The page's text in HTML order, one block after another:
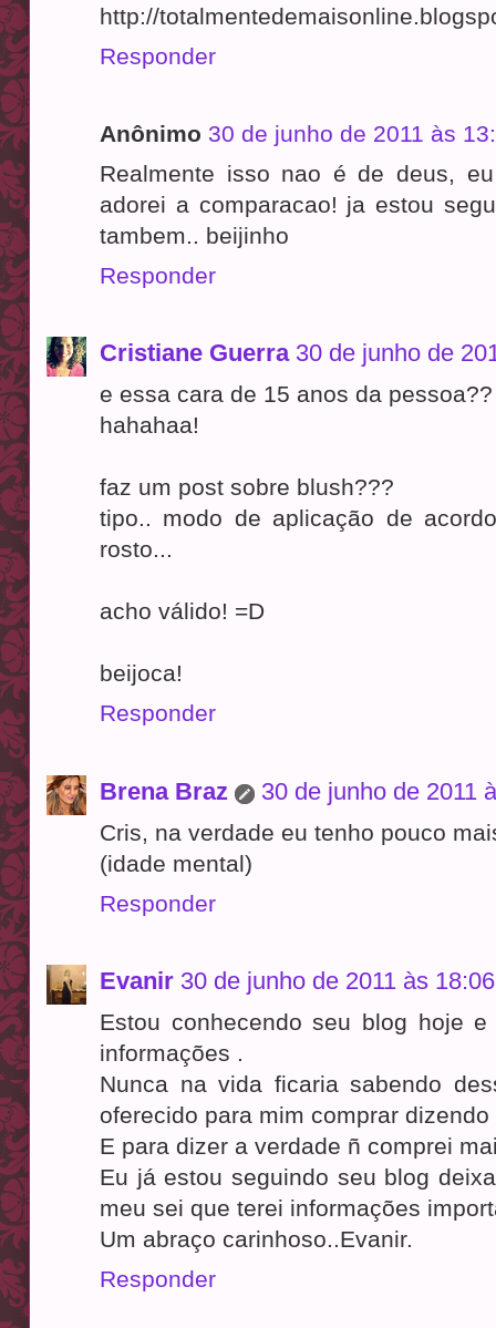
http://
Responder
Anônimo 30 de junho de 2011 às
Realmente isso nao é de deus,
adorei a comparacao! ja estou
tambem.. beijinho
Responder
Cristiane Guerra 30 de junho de
e essa cara de 15 anos da pessoa??
hahahaa!
faz um post sobre blush???
tipo.. modo de aplicação de
rosto...
acho válido! =D
beijoca!
Responder
Brena Braz 30 de junho de 2011
Cris, na verdade eu tenho pouco
(idade mental)
Responder
Evanir 30 de junho de 2011 às 18:06
Estou conhecendo seu blog hoje
informações .
Nunca na vida ficaria sabendo
oferecido para mim comprar
E para dizer a verdade ñ comprei
Eu já estou seguindo seu blog
meu sei que terei informações
Um abraço carinhoso..Evanir.
Responder